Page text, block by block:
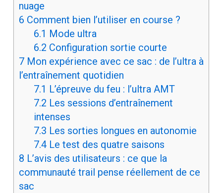
nuage
6 Comment bien l’utiliser en course ?
6.1 Mode ultra
6.2 Configuration sortie courte
7Mon expérience avec ce sac : de l’ultra à
l’entraînement quotidien
7.1 L’épreuve du feu : l’ultra AMT
7.2 Les sessions d’entraînement
intenses
7.3 Les sorties longues en autonomie
7.4Le test des quatre saisons
8 L’avis des utilisateurs : ce que la
communauté trail pense réellement de ce
sac